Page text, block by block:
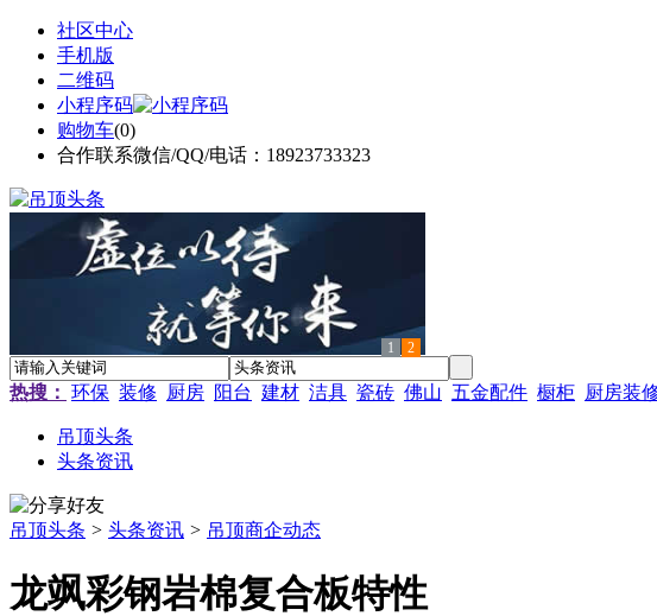
社区中心
手机版
二维码
小程序码
购物车(0)
合作联系微信/QQ/电话：18923733323
1 2
热搜： 环保 装修 厨房 阳台 建材 洁具 瓷砖 佛山 五金配件 橱柜 厨房装
吊顶头条
头条资讯
吊顶头条 > 头条资讯 > 吊顶商企动态
龙飒彩钢岩棉复合板特性